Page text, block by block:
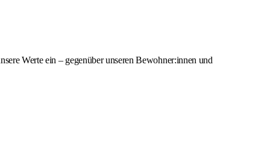
Werte ein – gegenüber unseren Bewohner:innen und